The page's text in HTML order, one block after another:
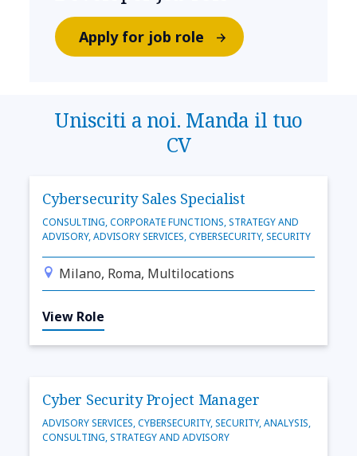
Apply for job role
Unisciti a noi. Manda il tuo
CV
Cybersecurity Sales Specialist
CONSULTING, CORPORATE FUNCTIONS, STRATEGY AND
ADVISORY, ADVISORY SERVICES, CYBERSECURITY, SECURITY
Milano, Roma, Multilocations
View Role
Cyber Security Project Manager
ADVISORY SERVICES, CYBERSECURITY, SECURITY, ANALYSIS,
CONSULTING, STRATEGY AND ADVISORY